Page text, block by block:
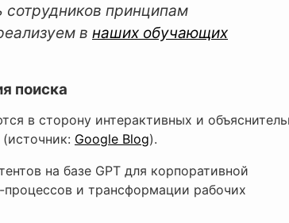
сотрудников принципам
в наших обучающих
поиска
в сторону интерактивных и
Google Blog).
на базе GPT для корпоративной
и трансформации рабочих